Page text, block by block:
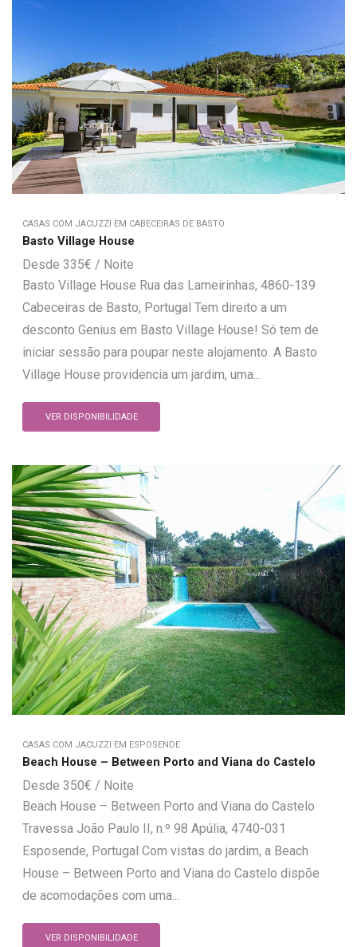
CASAS COM JACUZZI EM CABECEIRAS DE BASTO
Basto Village House
335€
Basto Village House Rua das Lameirinhas, 4860-139
Cabeceiras de Basto, Portugal Tem direito a um
desconto Genius em Basto Village House! Só tem de
iniciar sessão para poupar neste alojamento. A Basto
Village House providencia um jardim, uma...
VER DISPONIBILIDADE
CASAS COM JACUZZI EM ESPOSENDE
Beach House – Between Porto and Viana do Castelo
350€
Beach House – Between Porto and Viana do Castelo
Travessa João Paulo II, n.º 98 Apúlia, 4740-031
Esposende, Portugal Com vistas do jardim, a Beach
House – Between Porto and Viana do Castelo dispõe
de acomodações com uma...
VER DISPONIBILIDADE